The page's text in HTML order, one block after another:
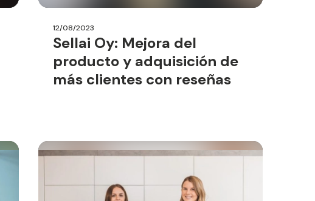
12/08/2023
Sellai Oy: Mejora del
producto y adquisición de
más clientes con reseñas